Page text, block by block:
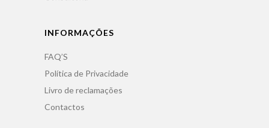
INFORMAÇÕES
FAQ’S
Política de Privacidade
Livro de reclamações
Contactos